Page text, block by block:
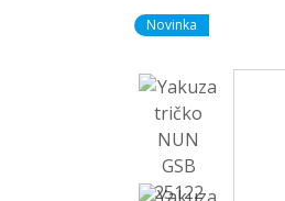
Novinka